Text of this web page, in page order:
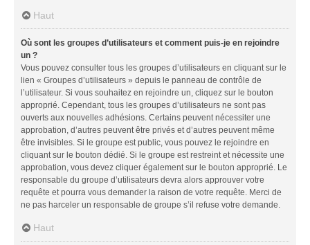
Haut
Où sont les groupes d’utilisateurs et comment puis-je en rejoindre
un ?
Vous pouvez consulter tous les groupes d’utilisateurs en cliquant sur le
lien « Groupes d’utilisateurs » depuis le panneau de contrôle de
l’utilisateur. Si vous souhaitez en rejoindre un, cliquez sur le bouton
approprié. Cependant, tous les groupes d’utilisateurs ne sont pas
ouverts aux nouvelles adhésions. Certains peuvent nécessiter une
approbation, d’autres peuvent être privés et d’autres peuvent même
être invisibles. Si le groupe est public, vous pouvez le rejoindre en
cliquant sur le bouton dédié. Si le groupe est restreint et nécessite une
approbation, vous devez cliquer également sur le bouton approprié. Le
responsable du groupe d’utilisateurs devra alors approuver votre
requête et pourra vous demander la raison de votre requête. Merci de
ne pas harceler un responsable de groupe s’il refuse votre demande.
Haut